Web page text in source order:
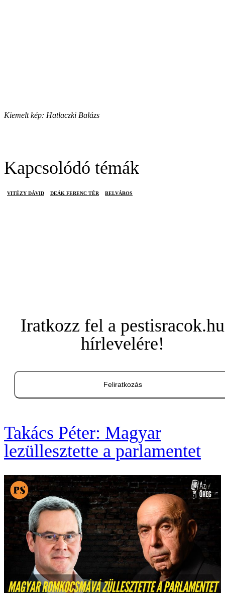
Kiemelt kép: Hatlaczki Balázs
Kapcsolódó témák
VITÉZY DÁVID DEÁK FERENC TÉR BELVÁROS
Iratkozz fel a pestisracok.hu
hírlevelére!
Feliratkozás
Takács Péter: Magyar
lezüllesztette a parlamentet